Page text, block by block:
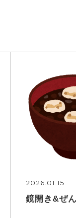
2026.01.15
鏡開き&ぜ